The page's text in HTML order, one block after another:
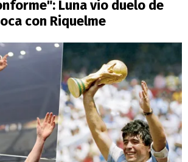
Luna vio duelo de
con Riquelme